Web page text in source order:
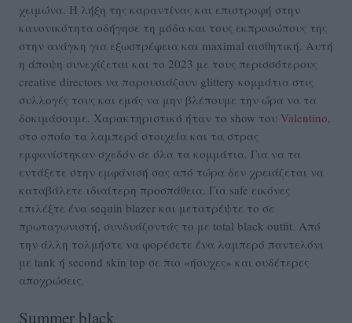
χειμώνα. Η λήξη της καραντίνας και επιστροφή στην
κανονικότητα οδήγησε τη μόδα και τους εκπροσώπους της
στην ανάγκη για εξωστρέφεια και maximal αισθητική. Αυτή
η άποψη συνεχίζεται και το 2023 με τους περισσότερους
creative directors να παρουσιάζουν glittery κομμάτια στις
συλλογές τους και εμάς να μην βλέπουμε την ώρα να τα
δοκιμάσουμε. Χαρακτηριστικό ήταν το show του Valentino
στο οποίο τα λαμπερά στοιχεία και τα στρας
εμφανίστηκαν σχεδόν σε όλα τα κομμάτια. Για να τα
εντάξετε στην εμφάνισή σας από τώρα δεν χρειάζεται να
καταβάλετε ιδιαίτερη προσπάθεια. Για safe εικόνες
επιλέξτε ένα sequin blazer και μετατρέψτε το σε
πρωταγωνιστή, συνδυάζοντάς το με total black outfit. Από
την άλλη τολμήστε να φορέσετε ένα λαμπερό παντελόνι
με tank ή second skin top σε πιο «ήσυχες» και ουδέτερες
αποχρώσεις.
Summer black